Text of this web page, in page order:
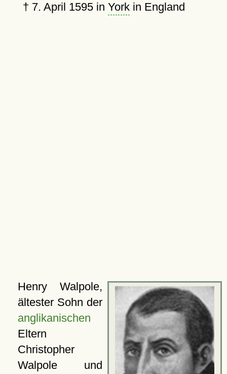
† 7. April 1595in Yorkin England
Henry Walpole,
ältester Sohn der
anglikanischen
Eltern
Christopher
Walpole und